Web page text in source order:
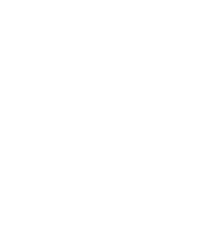
por Rafa García
agita el mercado